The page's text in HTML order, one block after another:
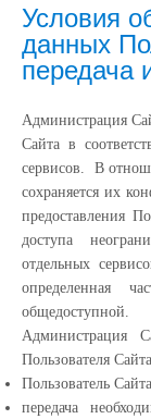
Условия
данных
передача
Администрация
Сайта в
сервисов. В
сохраняется их
предоставления
доступа
отдельных
определенная
общедоступной.
Администрация
Пользователя
Пользователь
передача